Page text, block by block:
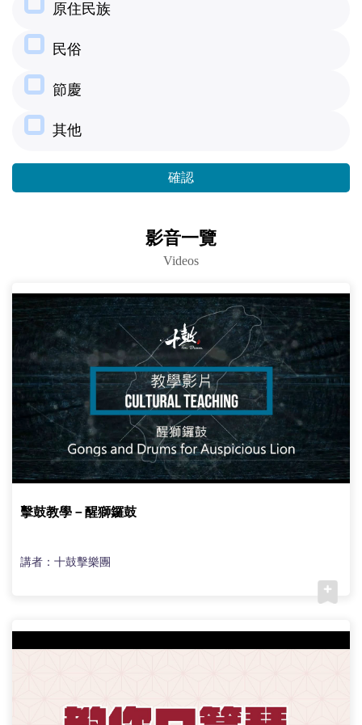
原住民族
民俗
節慶
其他
確認
影音一覽
Videos
擊鼓教學－醒獅鑼鼓
講者：十鼓擊樂團